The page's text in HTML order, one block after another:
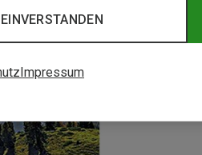
Impressum